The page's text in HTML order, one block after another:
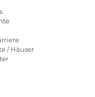
/ Häuser